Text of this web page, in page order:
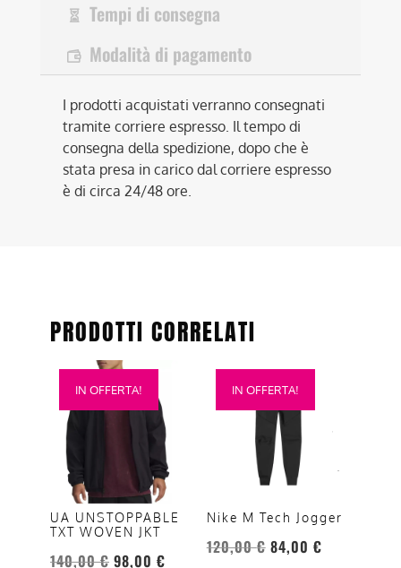
Tempi di consegna
Modalità di pagamento
I prodotti acquistati verranno consegnati
tramite corriere espresso. Il tempo di
consegna della spedizione, dopo che è
stata presa in carico dal corriere espresso
è di circa 24/48 ore.
PRODOTTI CORRELATI
IN OFFERTA!
UA UNSTOPPABLE
TXT WOVEN JKT
140,00€ 98,00 €
Questo
prodotto
più
varianti.
opzioni
possono
essere
IN OFFERTA!
Nike M Tech Jogger
120,00€ 84,00 €
Questo
prodotto
varianti.
opzioni
essere